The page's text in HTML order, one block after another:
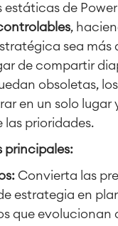
estáticas de
,
sea más
de compartir
obsoletas,
en un solo lugar
prioridades.
principales:
Convierta las
estrategia en
que evolucionan